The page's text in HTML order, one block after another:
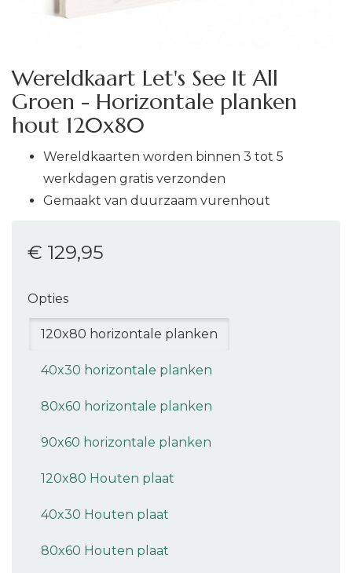
Wereldkaart Let's See It All
Groen - Horizontale planken
hout 120x80
Wereldkaarten worden binnen 3 tot 5
werkdagen gratis verzonden
Gemaakt van duurzaam vurenhout
€ 129,95
Opties
120x80 horizontale planken
40x30 horizontale planken
80x60 horizontale planken
90x60 horizontale planken
120x80 Houten plaat
40x30 Houten plaat
80x60 Houten plaat